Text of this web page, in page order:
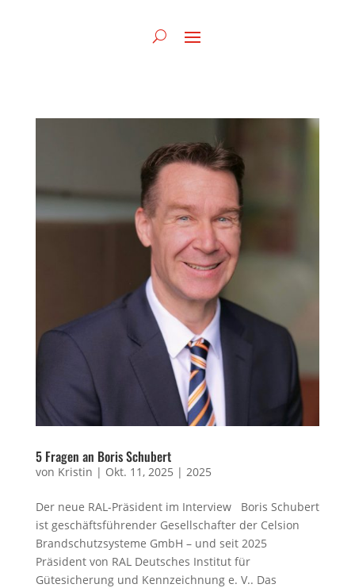
5 Fragen an Boris Schubert
von Kristin | Okt. 11, 2025 | 2025
Der neue RAL-Präsident im Interview Boris Schubert
ist geschäftsführender Gesellschafter der Celsion
Brandschutzsysteme GmbH – und seit 2025
Präsident von RAL Deutsches Institut für
Gütesicherung und Kennzeichnung e. V.. Das